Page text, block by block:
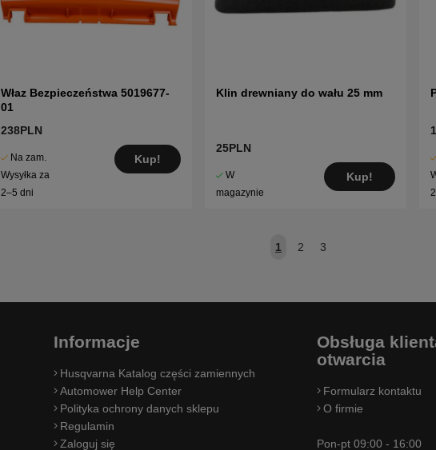
Właz Bezpieczeństwa 5019677-
01
238PLN
Na zam.
Wysyłka za
2–5 dni
Kup!
Klin drewniany do wału 25 mm
25PLN
W
magazynie
Kup!
1 2 3
Informacje
Husqvarna Katalog części zamiennych
Automower Help Center
Polityka ochrony danych sklepu
Regulamin
Zaloguj się
Obsługa
otwarcia
Formularz kontaktu
O firmie
Pon-pt 09:00 - 16:00